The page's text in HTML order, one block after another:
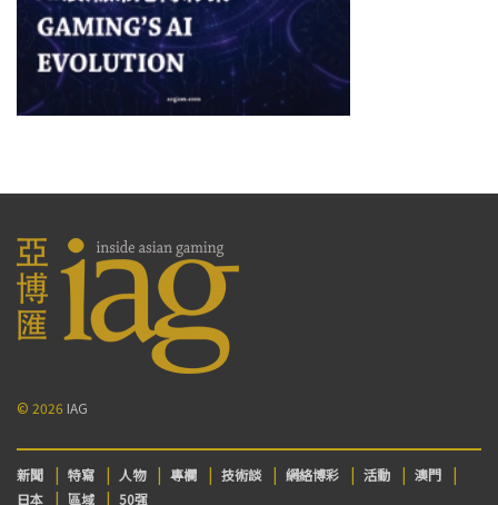
© 2026 IAG
新聞 特寫 人物 專欄 技術談 網絡博彩 活動
澳門
日本
區域 50强